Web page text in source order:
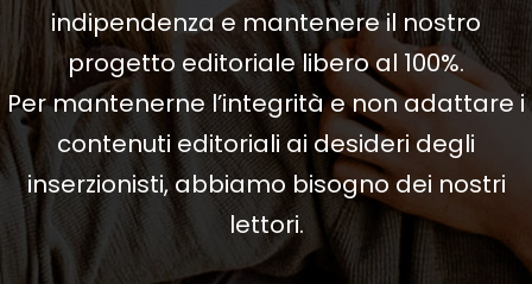
indipendenza e mantenere il nostro
progetto editoriale libero al 100%.
Per mantenerne l’integrità e non adattare i
contenuti editoriali ai desideri degli
inserzionisti, abbiamo bisogno dei nostri
lettori.